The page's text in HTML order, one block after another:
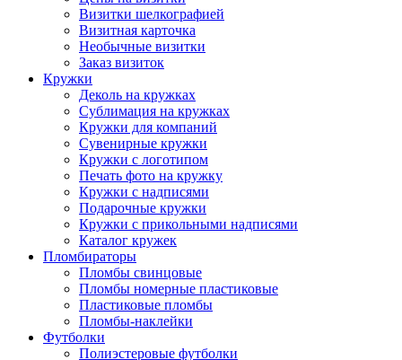
Визитки шелкографией
Визитная карточка
Необычные визитки
Заказ визиток
Кружки
Деколь на кружках
Сублимация на кружках
Кружки для компаний
Сувенирные кружки
Кружки с логотипом
Печать фото на кружку
Кружки с надписями
Подарочные кружки
Кружки с прикольными надписями
Каталог кружек
Пломбираторы
Пломбы свинцовые
Пломбы номерные пластиковые
Пластиковые пломбы
Пломбы-наклейки
Футболки
Полиэстеровые футболки